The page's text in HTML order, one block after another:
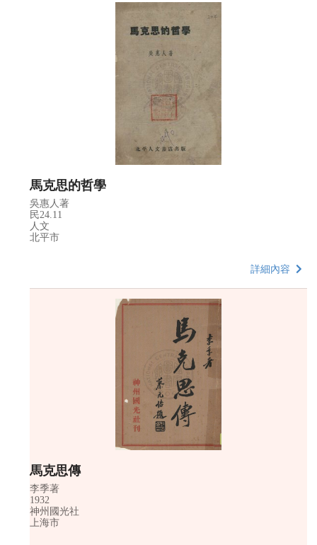
馬克思的哲學
吳惠人著
民24.11
人文
北平市
詳細內容
馬克思傳
李季著
1932
神州國光社
上海市